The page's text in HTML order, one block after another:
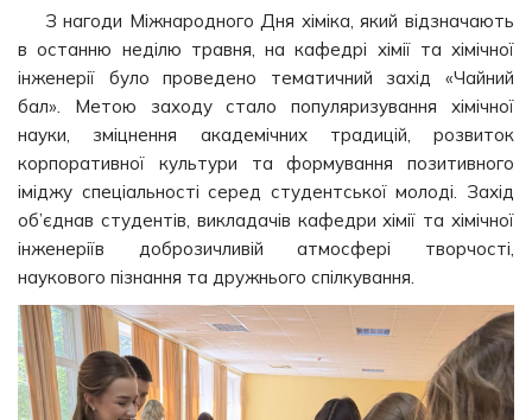
З нагоди Міжнародного Дня хіміка, який відзначають
в останню неділю травня, на кафедрі хімії та хімічної
інженерії було проведено тематичний захід «Чайний
бал». Метою заходу стало популяризування хімічної
науки, зміцнення академічних традицій, розвиток
корпоративної культури та формування позитивного
іміджу спеціальності серед студентської молоді. Захід
об’єднав студентів, викладачів кафедри хімії та хімічної
інженеріїв доброзичливій атмосфері творчості,
наукового пізнання та дружнього спілкування.